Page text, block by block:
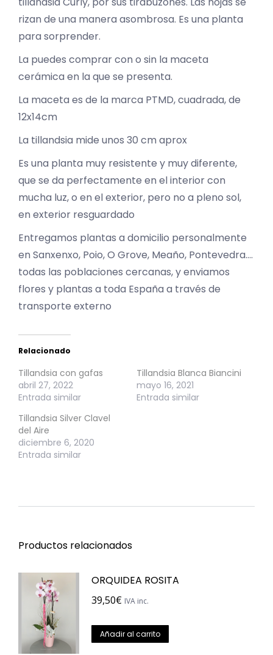
rizan de una manera asombrosa. Es una planta
para sorprender.
La puedes comprar con o sin la maceta
cerámica en la que se presenta.
La maceta es de la marca PTMD, cuadrada, de
12x14cm
La tillandsia mide unos 30 cm aprox
Es una planta muy resistente y muy diferente,
que se da perfectamente en el interior con
mucha luz, o en el exterior, pero no a pleno sol,
en exterior resguardado
Entregamos plantas a domicilio personalmente
en Sanxenxo, Poio, O Grove, Meaño, Pontevedra….
todas las poblaciones cercanas, y enviamos
flores y plantas a toda España a través de
transporte externo
Relacionado
Tillandsia con gafas
abril 27, 2022
Entrada similar
Tillandsia Blanca Biancini
mayo 16, 2021
Entrada similar
Tillandsia Silver Clavel
del Aire
diciembre 6, 2020
Entrada similar
Productos relacionados
ORQUIDEA ROSITA
39,50€ IVA inc.
Añadir al carrito